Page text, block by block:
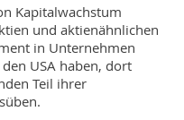
Kapitalwachstum
und aktienähnlichen
in Unternehmen
USA haben, dort
Teil ihrer